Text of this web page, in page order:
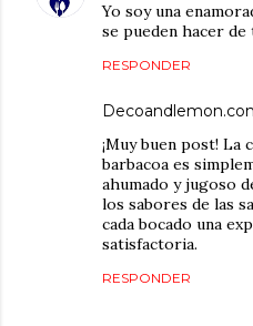
Yo soy una
se pueden hacer
RESPONDER
¡Muy buen post! La
barbacoa es
ahumado y jugoso
los sabores de las
cada bocado una
satisfactoria.
RESPONDER